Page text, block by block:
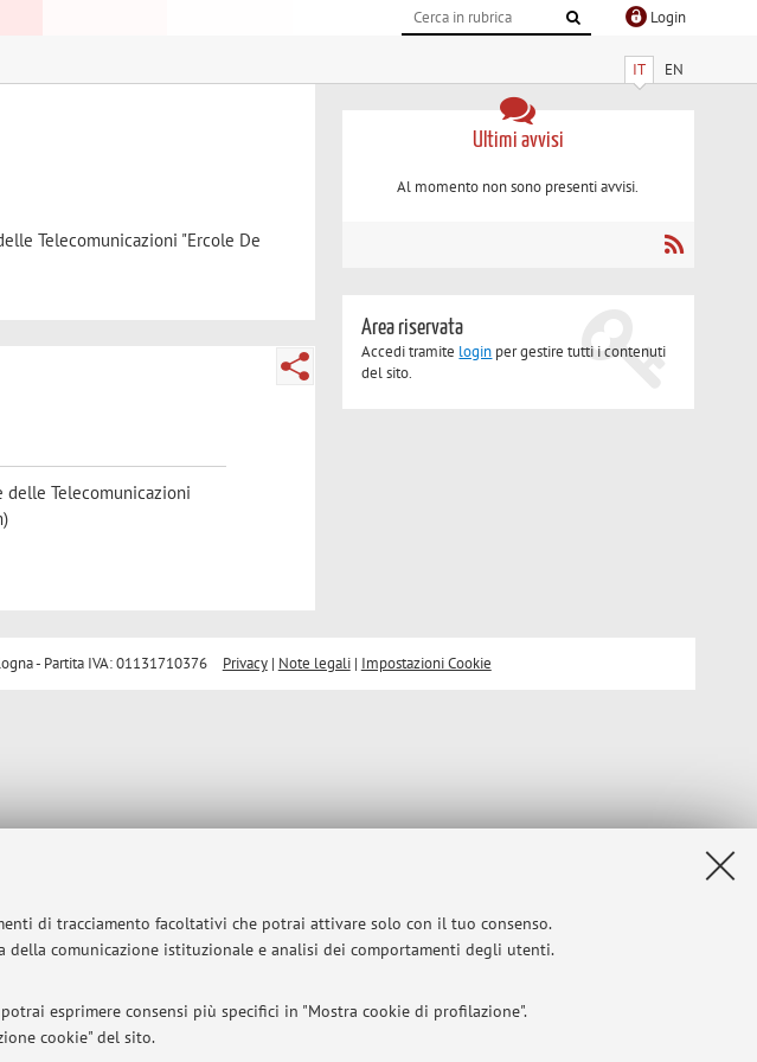
di tracciamento facoltativi che potrai attivare solo con il tuo consenso.
comunicazione istituzionale e analisi dei comportamenti degli utenti.
esprimere consensi più specifici in "Mostra cookie di profilazione".
cookie" del sito.
Login
IT EN
Telecomunicazioni "Ercole De
Telecomunicazioni
Ultimi avvisi
Al momento non sono presenti avvisi.
Area riservata
Accedi tramite login per gestire tutti i contenuti
del sito.
- Partita IVA: 01131710376 Privacy| Note legali| Impostazioni Cookie